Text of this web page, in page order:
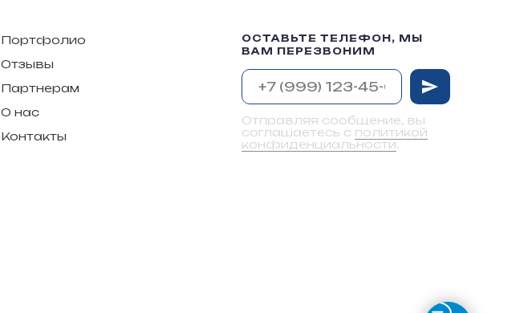
Портфолио
Отзывы
Партнерам
О нас
Контакты
ОСТАВЬТЕ ТЕЛЕФОН, МЫ
ВАМ ПЕРЕЗВОНИМ
Отправляя сообщение, вы
соглашаетесь с политикой
конфиденциальности.